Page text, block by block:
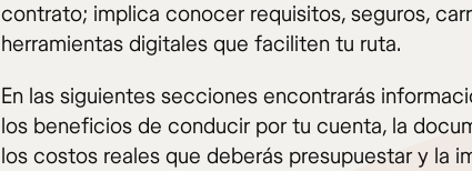
contrato; implica conocer requisitos, seguros,
herramientas digitales que faciliten tu ruta.
En las siguientes secciones encontrarás
los beneficios de conducir por tu cuenta, la
los costos reales que deberás presupuestar y la